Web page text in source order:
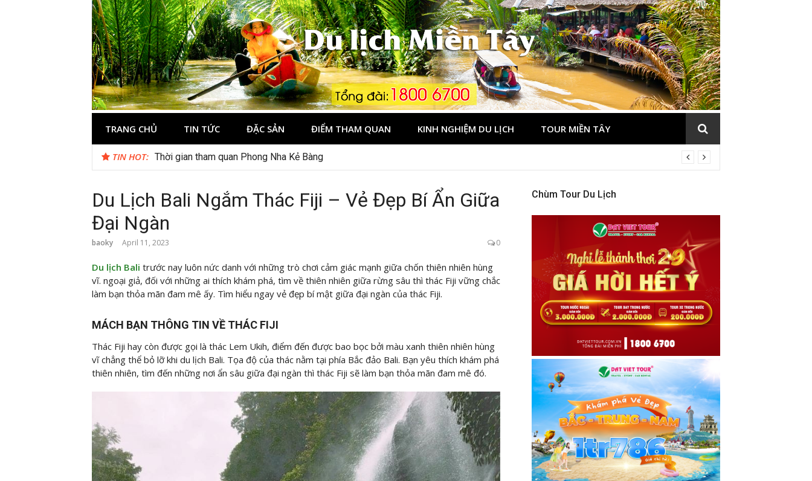
Du lịch Miền Tây
TRANG CHỦ TIN TỨC ĐẶC SẢN ĐIỂM THAM QUAN KINH NGHIỆM DU LỊCH TOUR MIỀN TÂY
TIN HOT: Thời gian tham quan Phong Nha Kẻ Bàng
Du Lịch Bali Ngắm Thác Fiji – Vẻ Đẹp Bí Ẩn Giữa
Đại Ngàn
baoky April 11, 2023 0
Du lịch Bali trước nay luôn nức danh với những trò chơi cảm giác mạnh giữa chốn thiên nhiên hùng
vĩ. ngoại giả, đối với những ai thích khám phá, tìm về thiên nhiên giữa rừng sâu thì thác Fiji vững chắc
làm bạn thỏa mãn đam mê ấy. Tìm hiểu ngay vẻ đẹp bí mật giữa đại ngàn của thác Fiji.
MÁCH BẠN THÔNG TIN VỀ THÁC FIJI
Thác Fiji hay còn được gọi là thác Lem Ukih, điểm đến được bao bọc bởi màu xanh thiên nhiên hùng
vĩ chẳng thể bỏ lỡ khi du lịch Bali. Tọa độ của thác nằm tại phía Bắc đảo Bali. Bạn yêu thích khám phá
thiên nhiên, tìm đến những nơi ẩn sâu giữa đại ngàn thì thác Fiji sẽ làm bạn thỏa mãn đam mê đó.
Chùm Tour Du Lịch